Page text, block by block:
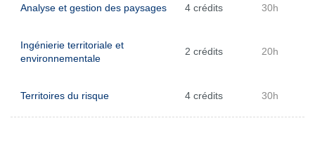
Analyse et gestion des paysages 4 crédits 30h
Ingénierie territoriale et
environnementale
2 crédits 20h
Territoires du risque 4 crédits 30h